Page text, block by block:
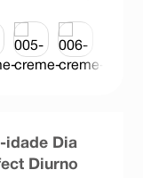
idade Dia
Diurno